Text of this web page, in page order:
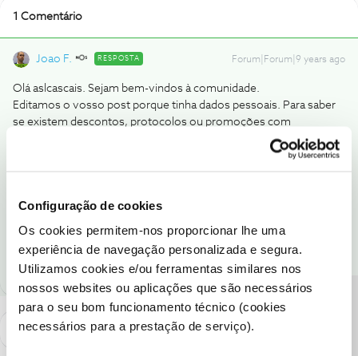
Configuração de cookies
Os cookies permitem-nos proporcionar lhe uma
experiência de navegação personalizada e segura.
Utilizamos cookies e/ou ferramentas similares nos
nossos websites ou aplicações que são necessários
para o seu bom funcionamento técnico (cookies
necessários para a prestação de serviço).
1 Comentário
Joao F. RESPOSTA Forum|Forum|9 years ago
Olá aslcascais. Sejam bem-vindos à comunidade.
Editamos o vosso post porque tinha dados pessoais. Para saber
se existem descontos, protocolos ou promoções com
vantagens nos serviços, pedimos que fale connosco através de
.
Ajude a comunidade a encontrar informação relevante. Marque
como "Melhor Resposta" e faça "Like" nos melhores comentários.
1 pessoa gostou